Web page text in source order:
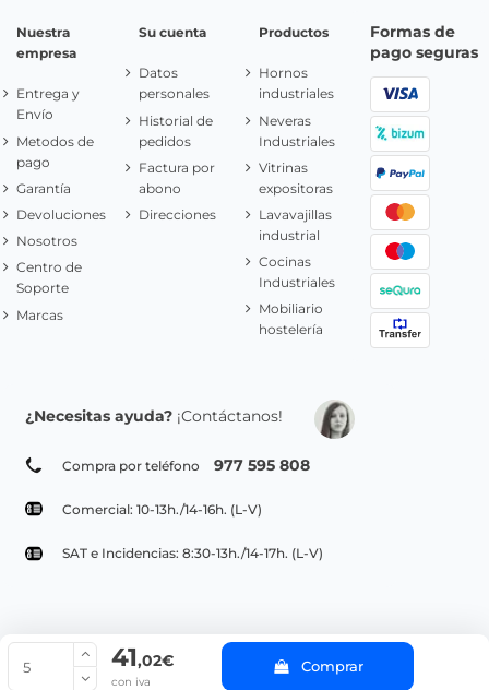
41,02€
con iva
Comprar
Nuestra
empresa
Entrega y
Envío
Metodos de
pago
Garantía
Devoluciones
Nosotros
Centro de
Soporte
Marcas
Su cuenta
Datos
personales
Historial de
pedidos
Factura por
abono
Direcciones
Productos
Hornos
industriales
Neveras
Industriales
Vitrinas
expositoras
Lavavajillas
industrial
Cocinas
Industriales
Mobiliario
hostelería
Formas de
pago seguras
¿Necesitas ayuda? ¡Contáctanos!
Compra por teléfono 977 595 808
Comercial: 10-13h./14-16h. (L-V)
SAT e Incidencias: 8:30-13h./14-17h. (L-V)
© Copyright 2022 PepeBar.com |
Aviso legal y
Condiciones generales de compra |
Blog